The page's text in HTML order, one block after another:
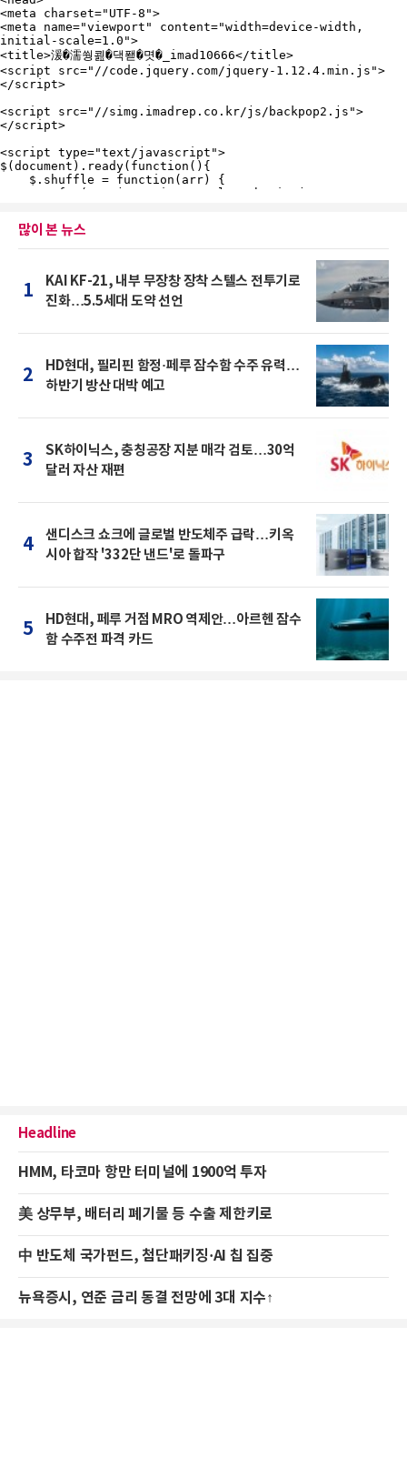
많이 본 뉴스
1
KAI KF-21, 내부 무장창 장착 스텔스 전투기로
진화…5.5세대 도약 선언
2
HD현대, 필리핀 함정·페루 잠수함 수주 유력…
하반기 방산 대박 예고
3
SK하이닉스, 충칭공장 지분 매각 검토…30억
달러 자산 재편
4
샌디스크 쇼크에 글로벌 반도체주 급락…키옥
시아 합작 '332단 낸드'로 돌파구
5
HD현대, 페루 거점 MRO 역제안…아르헨 잠수
함 수주전 파격 카드
Headline
HMM, 타코마 항만 터미널에 1900억 투자
美 상무부, 배터리 폐기물 등 수출 제한키로
中 반도체 국가펀드, 첨단패키징·AI 칩 집중
뉴욕증시, 연준 금리 동결 전망에 3대 지수↑